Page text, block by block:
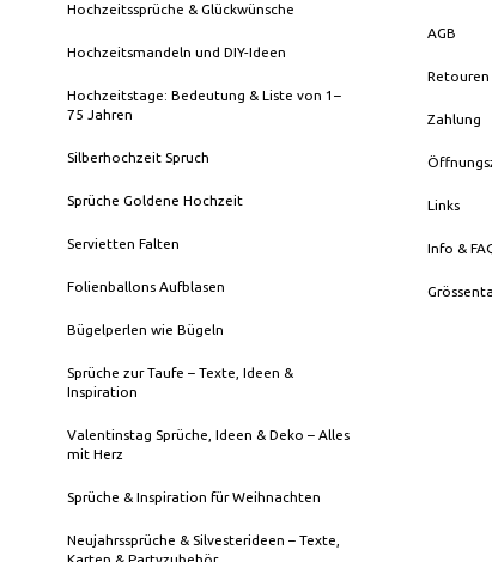
Hochzeitssprüche & Glückwünsche
Hochzeitsmandeln und DIY-Ideen
Hochzeitstage: Bedeutung & Liste von 1–
75 Jahren
Silberhochzeit Spruch
Sprüche Goldene Hochzeit
Servietten Falten
Folienballons Aufblasen
Bügelperlen wie Bügeln
Sprüche zur Taufe – Texte, Ideen &
Inspiration
Valentinstag Sprüche, Ideen & Deko – Alles
mit Herz
Sprüche & Inspiration für Weihnachten
Neujahrssprüche & Silvesterideen – Texte,
AGB
Retouren
Zahlung
Links
Info &